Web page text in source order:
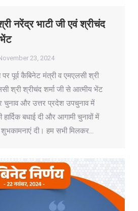
नरेंद्र भाटी जी एवं श्रीचंद
23, 2024
पूर्व कैबिनेट मंत्री व एमएलसी श्री
श्री श्रीचंद शर्मा जी से आत्मीय भेंट
चुनाव और उत्तर प्रदेश उपचुनाव में
बधाई दी और आगामी चुनावों में
शुभकामनाएं दी। हम सभी मिलकर…